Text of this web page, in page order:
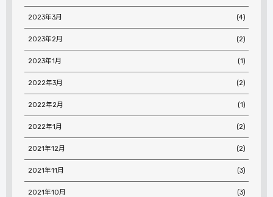
2023年3月 (4)
2023年2月 (2)
2023年1月 (1)
2022年3月 (2)
2022年2月 (1)
2022年1月 (2)
2021年12月 (2)
2021年11月 (3)
2021年10月 (3)